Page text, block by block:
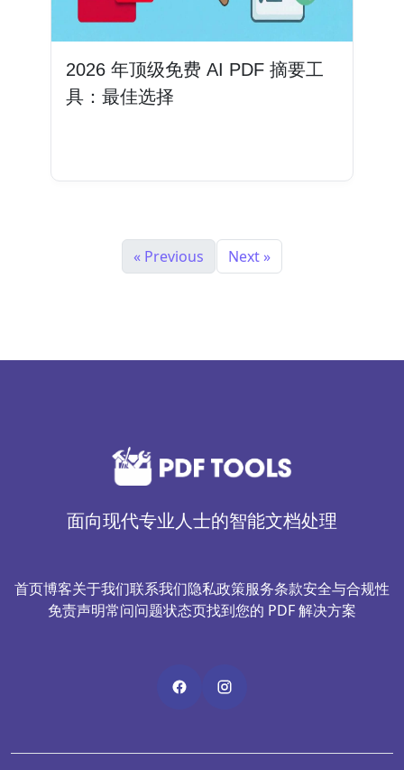
2026 年顶级免费 AI PDF 摘要工
具：最佳选择
« Previous Next »
面向现代专业人士的智能文档处理
首页博客关于我们联系我们隐私政策服务条款安全与合规性
免责声明常问问题状态页找到您的 PDF 解决方案